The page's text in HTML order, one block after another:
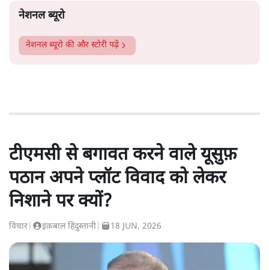
नेशनल ब्यूरो
नेशनल ब्यूरो की और स्टोरी पढ़ें
टीएमसी से बगावत करने वाले यूसुफ़
पठान अपने प्लॉट विवाद को लेकर
निशाने पर क्यों?
विचार इक़बाल हिंदुस्तानी 18 JUN, 2026